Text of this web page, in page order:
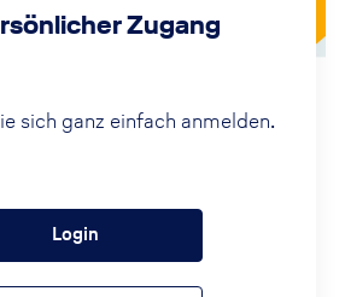
Zugang
sich ganz einfach anmelden.
Login